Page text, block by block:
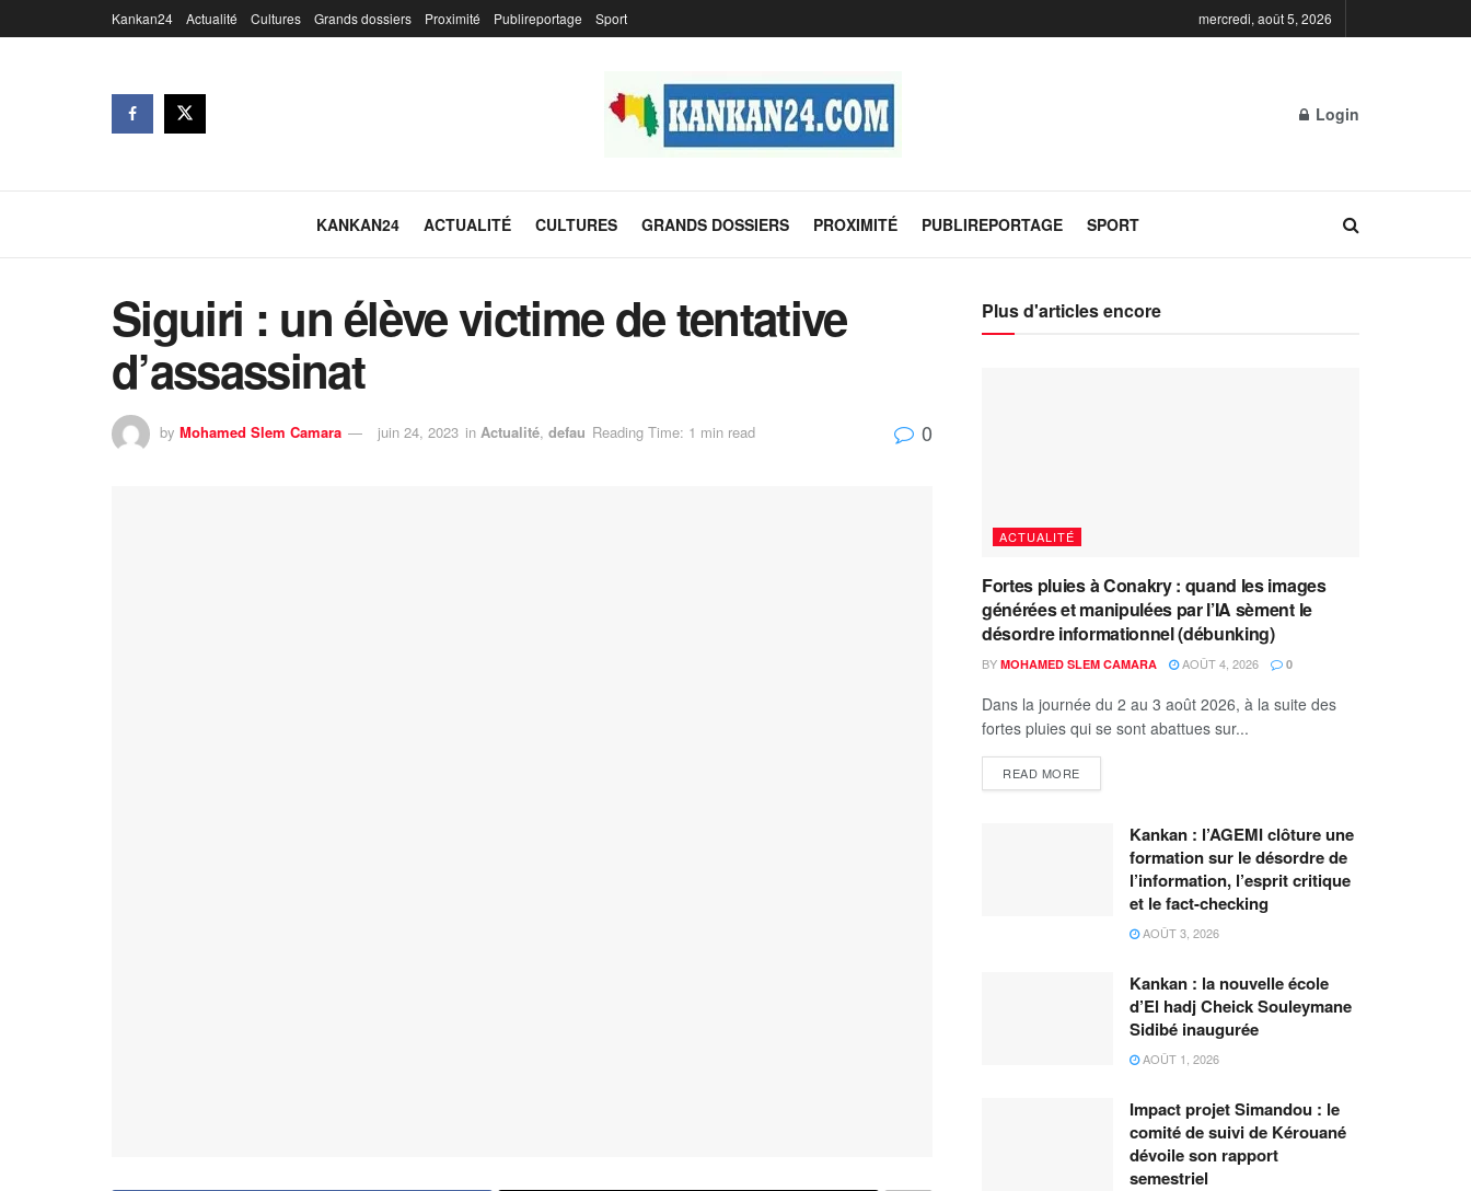
Kankan24 Actualité Cultures Grands dossiers Proximité Publireportage Sport mercredi, août 5, 2026
Login
KANKAN24 ACTUALITÉ CULTURES GRANDS DOSSIERS PROXIMITÉ PUBLIREPORTAGE SPORT
Siguiri : un élève victime de tentative
d’assassinat
by Mohamed Slem Camara juin 24, 2023 in Actualité, defau Reading Time: 1 min read 0
Plus d'articles encore
ACTUALITÉ
Fortes pluies à Conakry : quand les images
générées et manipulées par l’IA sèment le
désordre informationnel (débunking)
BY MOHAMED SLEM CAMARA AOÛT 4, 2026 0
Dans la journée du 2 au 3 août 2026, à la suite des
fortes pluies qui se sont abattues sur...
READ MORE
Kankan : l’AGEMI clôture une
formation sur le désordre de
l’information, l’esprit critique
et le fact-checking
AOÛT 3, 2026
Kankan : la nouvelle école
d’El hadj Cheick Souleymane
Sidibé inaugurée
AOÛT 1, 2026
Impact projet Simandou : le
comité de suivi de Kérouané
dévoile son rapport
semestriel